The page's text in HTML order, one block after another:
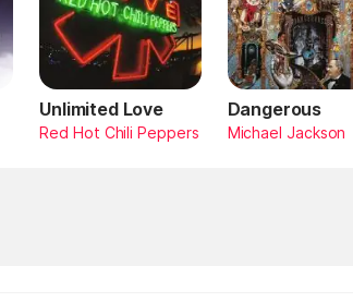
Unlimited Love
Red Hot Chili Peppers
Dangerous
Michael Jackson